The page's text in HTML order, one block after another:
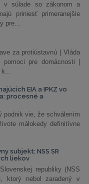
v súlade so zákonom a
priniesť primeranejšie
pre...
za protiústavnú | Vláda
pre domácnosti |
k...
EIA a IPKZ vo
procesné a
podnik vie, že schválením
málokedy definitívne
subjekt: NSS SR
liekov
republiky (NSS
ktorý nebol zaradený v